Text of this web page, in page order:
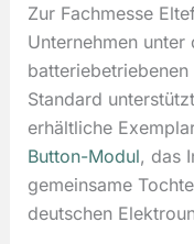
Zur Fachmesse
Unternehmen
Standard
erhältliche
Button-Modul, das
gemeinsame
deutschen